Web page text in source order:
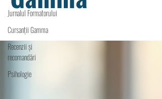
Jurnalul Formatorului
Cursanții Gamma
Recenzii și
recomandări
Psihologie